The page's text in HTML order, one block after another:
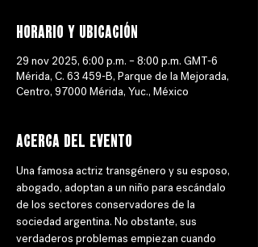
Horario y ubicación
29 nov 2025, 6:00 p.m. – 8:00 p.m. GMT-6
Mérida, C. 63 459-B, Parque de la Mejorada,
Centro, 97000 Mérida, Yuc., México
Acerca del evento
Una famosa actriz transgénero y su esposo,
abogado, adoptan a un niño para escándalo
de los sectores conservadores de la
sociedad argentina. No obstante, sus
verdaderos problemas empiezan cuando